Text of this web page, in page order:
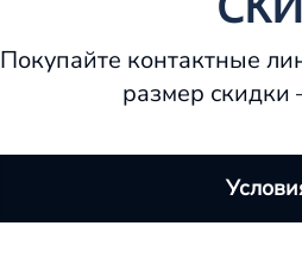
Покупайте контактные
размер